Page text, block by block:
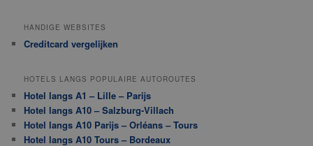
HANDIGE WEBSITES
Creditcard vergelijken
HOTELS LANGS POPULAIRE AUTOROUTES
Hotel langs A1 – Lille – Parijs
Hotel langs A10 – Salzburg-Villach
Hotel langs A10 Parijs – Orléans – Tours
Hotel langs A10 Tours – Bordeaux